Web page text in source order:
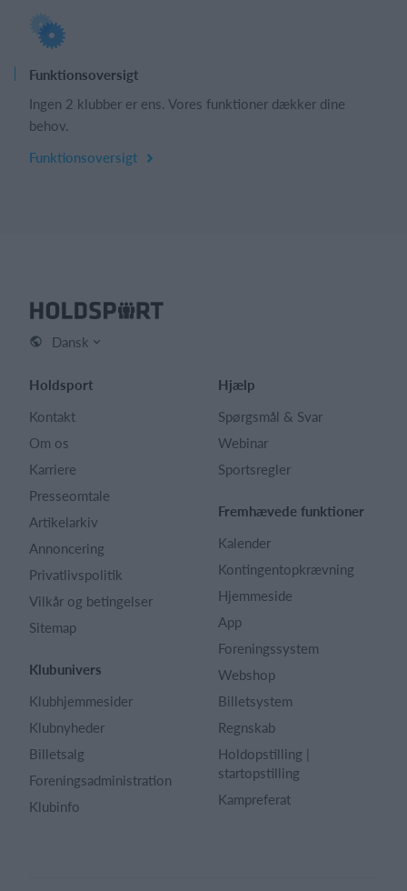
Funktionsoversigt
Ingen 2 klubber er ens. Vores funktioner dækker dine
behov.
Funktionsoversigt
Dansk
Holdsport
Kontakt
Om os
Karriere
Presseomtale
Artikelarkiv
Annoncering
Privatlivspolitik
Vilkår og betingelser
Sitemap
Klubunivers
Klubhjemmesider
Klubnyheder
Billetsalg
Foreningsadministration
Klubinfo
Hjælp
Spørgsmål & Svar
Webinar
Sportsregler
Fremhævede funktioner
Kalender
Kontingentopkrævning
Hjemmeside
App
Foreningssystem
Webshop
Billetsystem
Regnskab
Holdopstilling |
startopstilling
Kampreferat